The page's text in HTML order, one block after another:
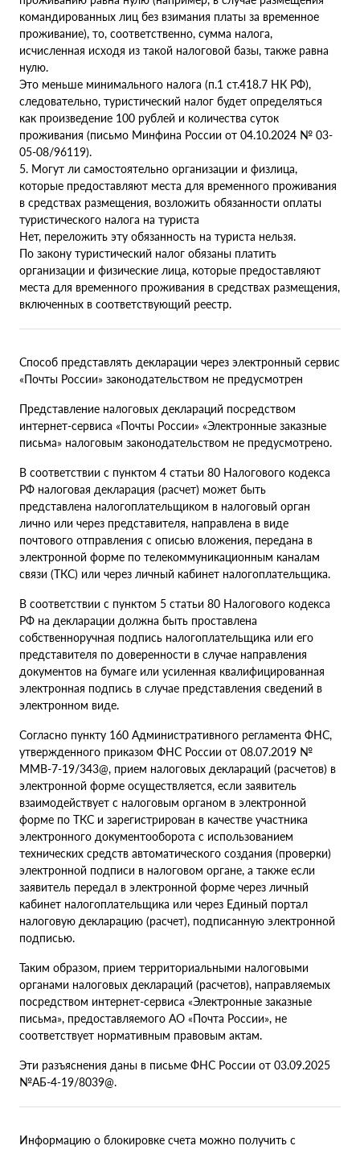
командированных лиц без взимания платы за временное
проживание), то, соответственно, сумма налога,
исчисленная исходя из такой налоговой базы, также равна
нулю.
Это меньше минимального налога (п.1 ст.418.7 НК РФ),
следовательно, туристический налог будет определяться
как произведение 100 рублей и количества суток
проживания (письмо Минфина России от 04.10.2024 № 03-
05-08/96119).
5. Могут ли самостоятельно организации и физлица,
которые предоставляют места для временного проживания
в средствах размещения, возложить обязанности оплаты
туристического налога на туриста
Нет, переложить эту обязанность на туриста нельзя.
По закону туристический налог обязаны платить
организации и физические лица, которые предоставляют
места для временного проживания в средствах размещения,
включенных в соответствующий реестр.
Способ представлять декларации через электронный сервис
«Почты России» законодательством не предусмотрен
Представление налоговых деклараций посредством
интернет-сервиса «Почты России» «Электронные заказные
письма» налоговым законодательством не предусмотрено.
В соответствии с пунктом 4 статьи 80 Налогового кодекса
РФ налоговая декларация (расчет) может быть
представлена налогоплательщиком в налоговый орган
лично или через представителя, направлена в виде
почтового отправления с описью вложения, передана в
электронной форме по телекоммуникационным каналам
связи (ТКС) или через личный кабинет налогоплательщика.
В соответствии с пунктом 5 статьи 80 Налогового кодекса
РФ на декларации должна быть проставлена
собственноручная подпись налогоплательщика или его
представителя по доверенности в случае направления
документов на бумаге или усиленная квалифицированная
электронная подпись в случае представления сведений в
электронном виде.
Согласно пункту 160 Административного регламента ФНС,
утвержденного приказом ФНС России от 08.07.2019 №
ММВ-7-19/343@, прием налоговых деклараций (расчетов) в
электронной форме осуществляется, если заявитель
взаимодействует с налоговым органом в электронной
форме по ТКС и зарегистрирован в качестве участника
электронного документооборота с использованием
технических средств автоматического создания (проверки)
электронной подписи в налоговом органе, а также если
заявитель передал в электронной форме через личный
кабинет налогоплательщика или через Единый портал
налоговую декларацию (расчет), подписанную электронной
подписью.
Таким образом, прием территориальными налоговыми
органами налоговых деклараций (расчетов), направляемых
посредством интернет-сервиса «Электронные заказные
письма», предоставляемого АО «Почта России», не
соответствует нормативным правовым актам.
Эти разъяснения даны в письме ФНС России от 03.09.2025
№АБ-4-19/8039@.
Информацию о блокировке счета можно получить с